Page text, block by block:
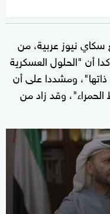
نيوز عربية، من
أن "الحلول العسكرية
ومشددا على أن
وقد زاد من
seconds
26
minutes,